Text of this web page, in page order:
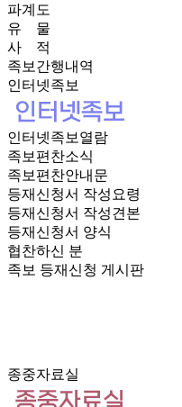
파계도
유 물
사 적
족보간행내역
인터넷족보
인터넷족보열람
족보편찬소식
족보편찬안내문
등재신청서 작성요령
등재신청서 작성견본
등재신청서 양식
협찬하신 분
족보 등재신청 게시판
종중자료실